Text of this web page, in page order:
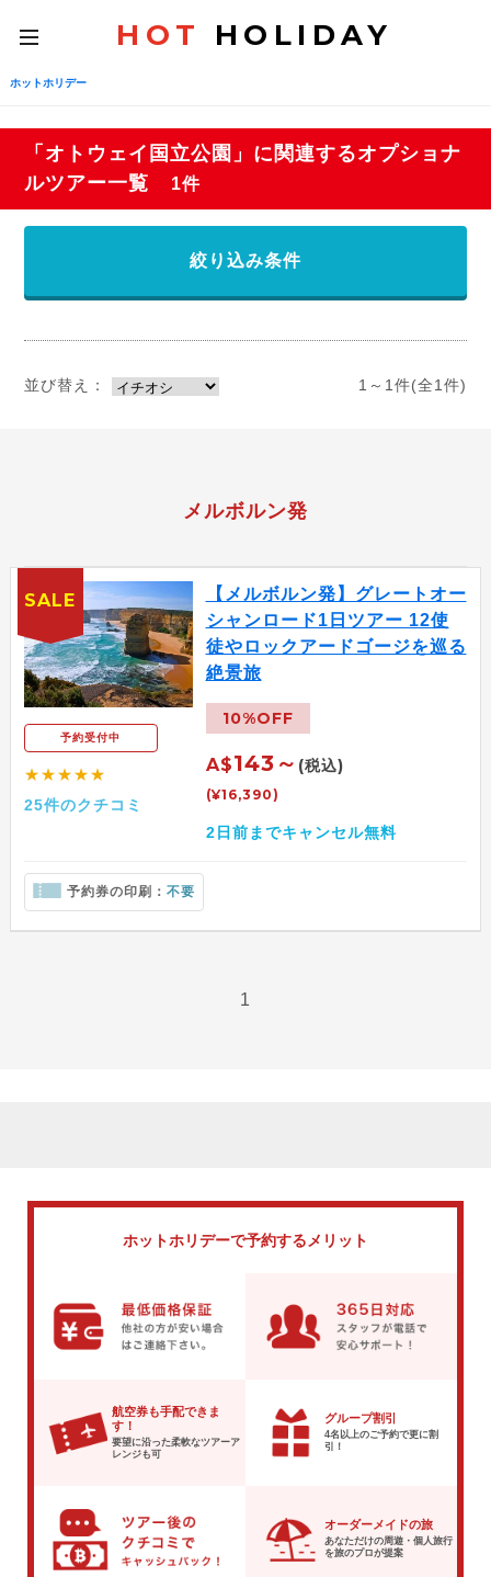
toggle
navigation
HOT HOLIDAY
ホットホリデー
「オトウェイ国立公園」に関連するオプショナ
ルツアー一覧
1件
絞り込み条件
並び替え： 1～1件(全1件)
メルボルン発
予約受付中
★★★★★
25件のクチコミ
【メルボルン発】グレートオー
シャンロード1日ツアー 12使
徒やロックアードゴージを巡る
絶景旅
10%OFF
A$143～ (税込)
(¥16,390)
2日前までキャンセル無料
予約券の印刷： 不要
SALE
1
ホットホリデーで予約するメリット
航空券も手配できま
す！
要望に沿った柔軟なツアーア
レンジも可
グループ割引
4名以上のご予約で更に割
引！
オーダーメイドの旅
あなただけの周遊・個人旅行
を旅のプロが提案